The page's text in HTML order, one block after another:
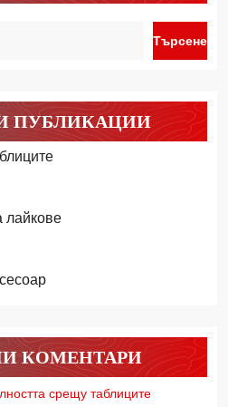
Търсене
ПУБЛИКАЦИИ
лайкове
КОМЕНТАРИ
срещу таблиците